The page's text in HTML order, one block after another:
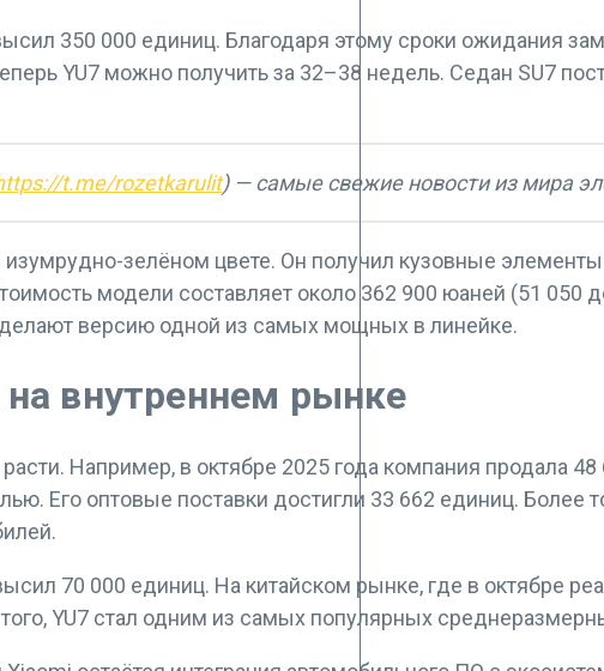
350 000 единиц. Благодаря этому сроки ожидания
YU7 можно получить за 32–38 недель. Седан SU7
t.me/rozetkarulit) — самые свежие новости из мира
зелёном цвете. Он получил кузовные
модели составляет около 362 900 юаней (51
делают версию одной из самых мощных в линейке.
внутреннем рынке
Например, в октябре 2025 года компания продала
Его оптовые поставки достигли 33 662 единиц. Более
70 000 единиц. На китайском рынке, где в октябре
YU7 стал одним из самых популярных